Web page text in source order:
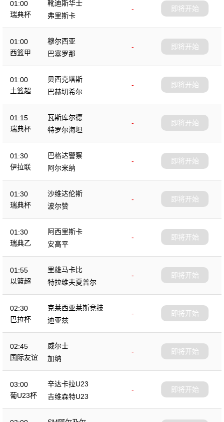
01:00
瑞典杯
靴迪斯华士
-
弗里斯卡
即将开始
01:00
西篮甲
穆尔西亚
-
巴塞罗那
即将开始
01:00
土篮超
贝西克塔斯
-
巴赫切希尔
即将开始
01:15
瑞典杯
瓦斯库尔德
-
特罗尔海坦
即将开始
01:30
伊拉联
巴格达警察
-
阿尔米纳
即将开始
01:30
瑞典杯
沙维达伦斯
-
波尔赞
即将开始
01:30
瑞典乙
阿西里斯卡
-
安高平
即将开始
01:55
以篮超
里雄马卡比
-
特拉维夫夏普尔
即将开始
02:30
巴拉杯
克莱西亚莱斯竞技
-
迪亚兹
即将开始
02:45
国际友谊
威尔士
-
加纳
即将开始
03:00
葡U23杯
辛达卡拉U23
-
吉维森特U23
即将开始